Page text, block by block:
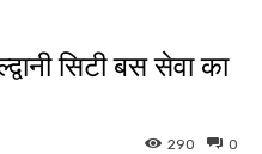
सिटी बस सेवा का
0
290